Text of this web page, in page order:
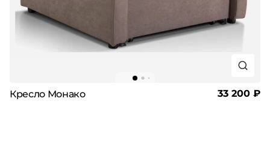
Кресло Монако 33 200 ₽